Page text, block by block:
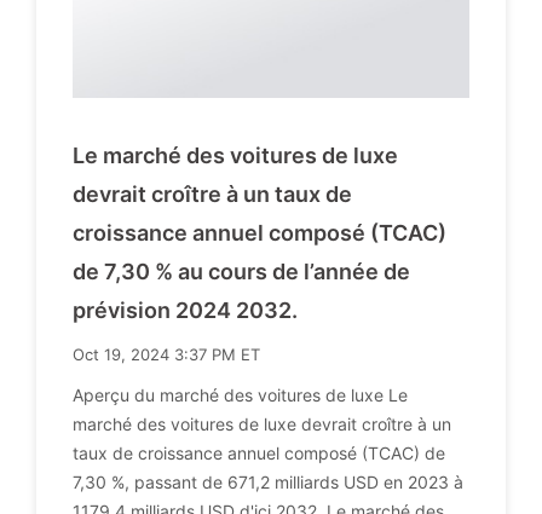
Le marché des voitures de luxe
devrait croître à un taux de
croissance annuel composé (TCAC)
de 7,30 % au cours de l’année de
prévision 2024 2032.
Oct 19, 2024 3:37 PM ET
Aperçu du marché des voitures de luxe Le
marché des voitures de luxe devrait croître à un
taux de croissance annuel composé (TCAC) de
7,30 %, passant de 671,2 milliards USD en 2023 à